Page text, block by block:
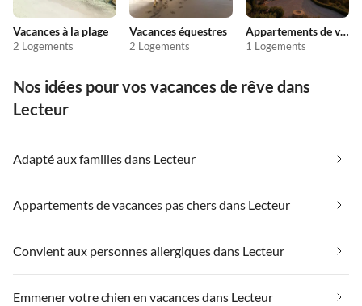
Vacances à la plage
2 Logements
Vacances équestres
2 Logements
Appartements de vacances pas chers
1 Logements
Nos idées pour vos vacances de rêve dans
Lecteur
Adapté aux familles dans Lecteur
Appartements de vacances pas chers dans Lecteur
Convient aux personnes allergiques dans Lecteur
Emmener votre chien en vacances dans Lecteur